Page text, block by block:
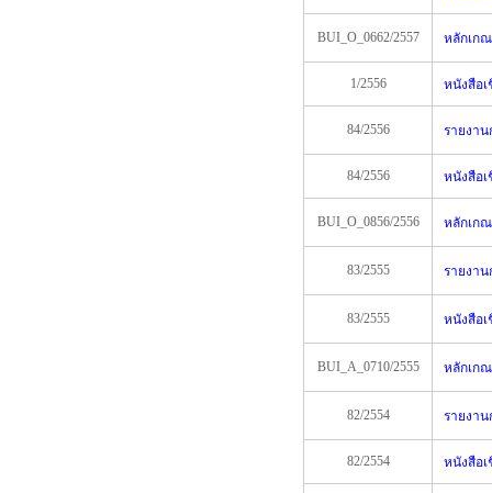
BUI_O_0662/2557 หลักเก
1/2556 หนังสือ
84/2556 รายงาน
84/2556 หนังสือเ
BUI_O_0856/2556 หลักเก
83/2555 รายงาน
83/2555 หนังสือเ
BUI_A_0710/2555 หลักเก
82/2554 รายงาน
82/2554 หนังสือเ